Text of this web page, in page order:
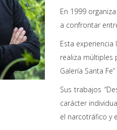
En 1999
a confrontar
Esta
realiza múltiples
Galería Santa
Sus trabajos
carácter
el narcotráfico y